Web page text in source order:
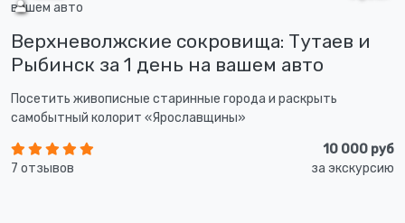
Верхневолжские сокровища: Тутаев и
Рыбинск за 1 день на вашем авто
Посетить живописные старинные города и раскрыть
самобытный колорит «Ярославщины»
7 отзывов
10 000 руб
за экскурсию